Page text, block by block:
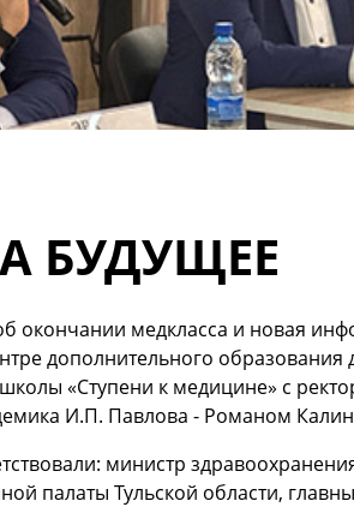
БУДУЩЕЕ
окончании медкласса и новая
дополнительного
«Ступени к медицине» с
И.П. Павлова - Романом
министр
палаты Тульской области,